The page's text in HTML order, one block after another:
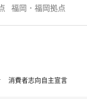
福岡・福岡拠点
消費者志向自主宣言